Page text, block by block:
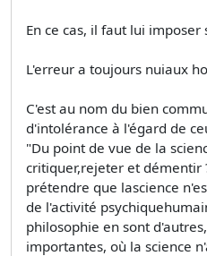
En ce cas, il faut lui imposer
L'erreur a toujours nuiaux
C'est au nom du bien
d'intolérance à l'égard de
"Du point de vue de la
critiquer,rejeter et démentir
prétendre que lascience
de l'activité
philosophie en sont
importantes, où la science